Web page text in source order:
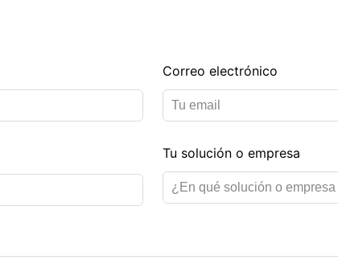
Correo electrónico
Tu solución o empresa